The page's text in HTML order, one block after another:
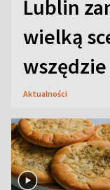
Lublin
wielką
wszędzie
Aktualności